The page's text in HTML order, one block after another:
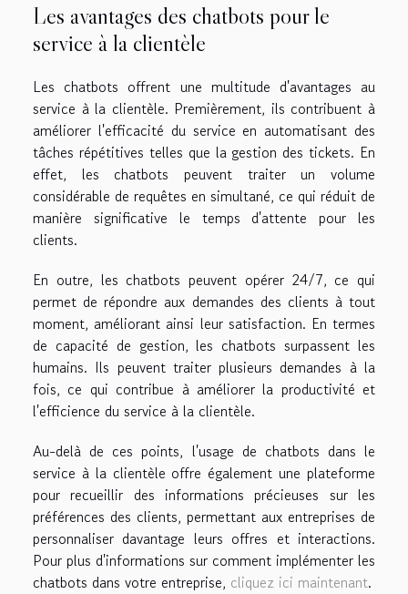
Les avantages des chatbots pour le
service à la clientèle
Les chatbots offrent une multitude d'avantages au
service à la clientèle. Premièrement, ils contribuent à
améliorer l'efficacité du service en automatisant des
tâches répétitives telles que la gestion des tickets. En
effet, les chatbots peuvent traiter un volume
considérable de requêtes en simultané, ce qui réduit de
manière significative le temps d'attente pour les
clients.
En outre, les chatbots peuvent opérer 24/7, ce qui
permet de répondre aux demandes des clients à tout
moment, améliorant ainsi leur satisfaction. En termes
de capacité de gestion, les chatbots surpassent les
humains. Ils peuvent traiter plusieurs demandes à la
fois, ce qui contribue à améliorer la productivité et
l'efficience du service à la clientèle.
Au-delà de ces points, l'usage de chatbots dans le
service à la clientèle offre également une plateforme
pour recueillir des informations précieuses sur les
préférences des clients, permettant aux entreprises de
personnaliser davantage leurs offres et interactions.
Pour plus d'informations sur comment implémenter les
chatbots dans votre entreprise, cliquez ici maintenant.